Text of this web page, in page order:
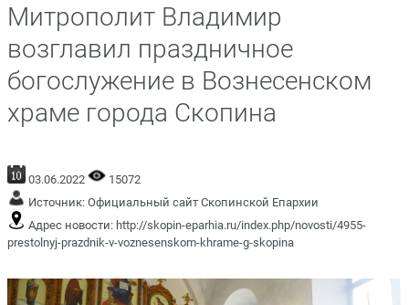
Митрополит Владимир
возглавил праздничное
богослужение в Вознесенском
храме города Скопина
03.06.2022
15072
Источник: Официальный сайт Скопинской Епархии
Адрес новости: http://skopin-eparhia.ru/index.php/novosti/4955-
prestolnyj-prazdnik-v-voznesenskom-khrame-g-skopina